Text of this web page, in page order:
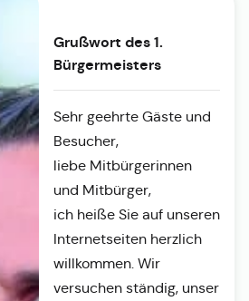
Grußwort des 1.
Bürgermeisters
Sehr geehrte Gäste und
Besucher,
liebe Mitbürgerinnen
und Mitbürger,
ich heiße Sie auf unseren
Internetseiten herzlich
willkommen. Wir
versuchen ständig, unser